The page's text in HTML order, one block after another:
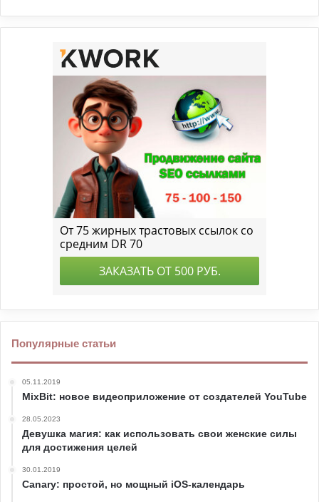
Популярные статьи
05.11.2019
MixBit: новое видеоприложение от создателей YouTube
28.05.2023
Девушка магия: как использовать свои женские силы
для достижения целей
30.01.2019
Canary: простой, но мощный iOS-календарь